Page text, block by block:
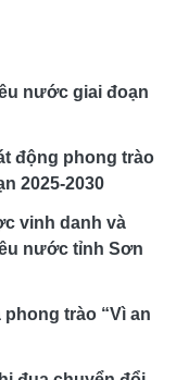
nước giai đoạn
động phong trào
2025-2030
vinh danh và
nước tỉnh Sơn
trào “Vì an